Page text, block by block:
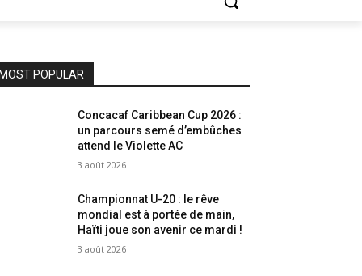
MOST POPULAR
Concacaf Caribbean Cup 2026 :
un parcours semé d’embûches
attend le Violette AC
3 août 2026
Championnat U-20 : le rêve
mondial est à portée de main,
Haïti joue son avenir ce mardi !
3 août 2026